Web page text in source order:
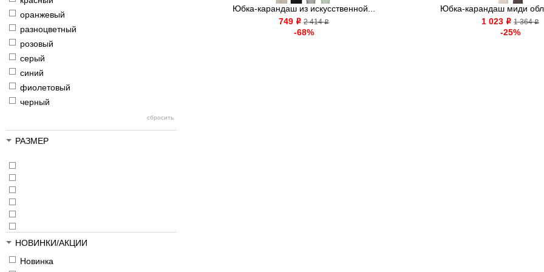
оранжевый
разноцветный
розовый
серый
синий
фиолетовый
черный
РАЗМЕР
НОВИНКИ/АКЦИИ
Новинка
Юбка-карандаш из искусственной...
749 o 2 414o
-68%
Юбка-карандаш миди
1 023 o 1 364o
-25%